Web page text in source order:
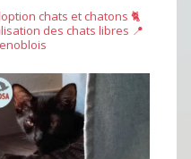
chats et chatons 🐈
des chats libres 📍